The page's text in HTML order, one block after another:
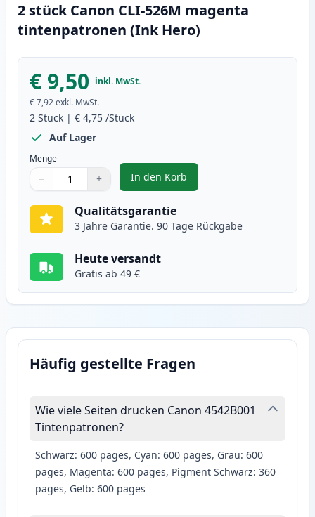
2 stück Canon CLI-526M magenta
tintenpatronen (Ink Hero)
€ 9,50 inkl. MwSt.
€ 7,92exkl. MwSt.
2 Stück | € 4,75 /Stück
Auf Lager
Menge
Verwenden Sie die Tasten, um anzupassen
− +
1
In den Korb
, 2 stück Canon CLI-526M
Qualitätsgarantie
3 Jahre Garantie. 90 Tage Rückgabe
Heute versandt
Gratis ab 49 €
Häufig gestellte Fragen
Wie viele Seiten drucken Canon 4542B001
Tintenpatronen?
Schwarz: 600 pages, Cyan: 600 pages, Grau: 600
pages, Magenta: 600 pages, Pigment Schwarz: 360
pages, Gelb: 600 pages